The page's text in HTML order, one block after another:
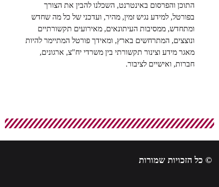
התוכן והפרסום באינטרנט, השכלנו להבין את הצורך
בפורטל, למידע נגיש זמין, מהיר, ועדכני של כל מה שחדש
ומתחדש, ממסיבות העיתונאים, מאירועים תקשורתיים
ונוצצים, המתרחשים בארץ, ומאידך פורטל המתיימר להיות
מאגר מידע וצינור תקשורתי בין משרדי יח"צ, ארגונים,
חברות, ואישיים לציבור.
© כל הזכויות שמורות